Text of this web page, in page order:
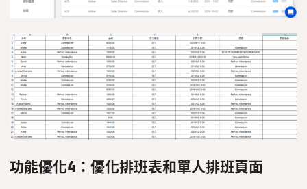
功能優化4：優化排班表和單人排班頁面